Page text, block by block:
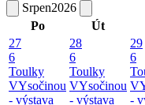
Srpen2026
Po
Út
27
6
Toulky
VYsočinou
- výstava
28
6
Toulky
VYsočinou
- výstava
29
6
-